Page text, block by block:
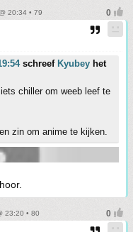
20:34 • 79
schreef Kyubey het
chiller om weeb leef te
zin om anime te kijken.
23:20 • 80